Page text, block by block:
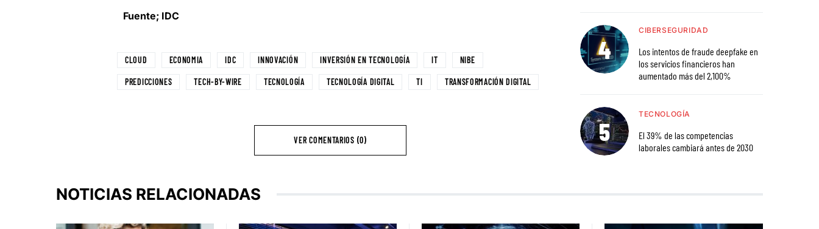
Fuente; IDC
CLOUD ECONOMIA IDC INNOVACIÓN INVERSIÓN EN TECNOLOGÍA IT NIBE
PREDICCIONES TECH-BY-WIRE TECNOLOGÍA TECNOLOGÍA DIGITAL TI TRANSFORMACIÓN DIGITAL
VER COMENTARIOS (0)
CIBERSEGURIDAD
Los intentos de fraude deepfake en
los servicios financieros han
aumentado más del 2,100%
TECNOLOGÍA
El 39% de las competencias
laborales cambiará antes de 2030
NOTICIAS RELACIONADAS